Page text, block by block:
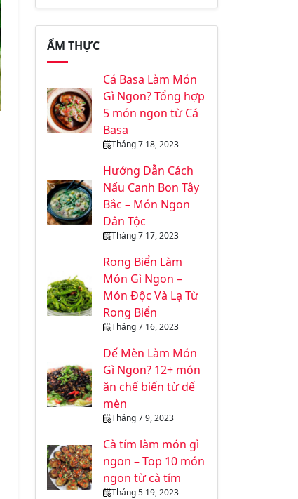
ẨM THỰC
Cá Basa Làm Món
Gì Ngon? Tổng hợp
5 món ngon từ Cá
Basa
Tháng 7 18, 2023
Hướng Dẫn Cách
Nấu Canh Bon Tây
Bắc – Món Ngon
Dân Tộc
Tháng 7 17, 2023
Rong Biển Làm
Món Gì Ngon –
Món Độc Và Lạ Từ
Rong Biển
Tháng 7 16, 2023
Dế Mèn Làm Món
Gì Ngon? 12+ món
ăn chế biến từ dế
mèn
Tháng 7 9, 2023
Cà tím làm món gì
ngon – Top 10 món
ngon từ cà tím
Tháng 5 19, 2023